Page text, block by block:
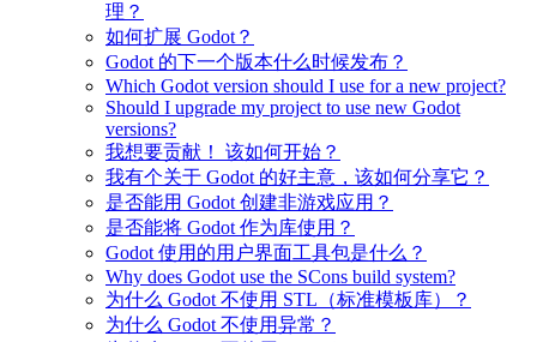
理？
如何扩展 Godot？
Godot 的下一个版本什么时候发布？
Which Godot version should I use for a new project?
Should I upgrade my project to use new Godot
versions?
我想要贡献！ 该如何开始？
我有个关于 Godot 的好主意，该如何分享它？
是否能用 Godot 创建非游戏应用？
是否能将 Godot 作为库使用？
Godot 使用的用户界面工具包是什么？
Why does Godot use the SCons build system?
为什么 Godot 不使用 STL（标准模板库）？
为什么 Godot 不使用异常？